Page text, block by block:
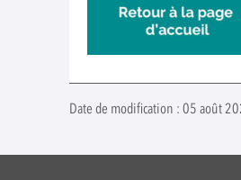
Date de modification : 05 août